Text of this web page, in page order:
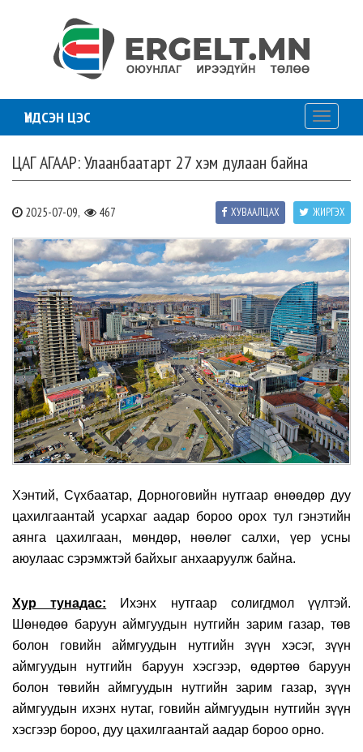
ҮНДСЭН ЦЭС
Toggle
ЦАГ АГААР: Улаанбаатарт 27 хэм дулаан байна
2025-07-09, 467 ЖИРГЭХ
ХУВААЛЦАХ
Хэнтий, Сүхбаатар, Дорноговийн нутгаар өнөөдөр дуу
цахилгаантай усархаг аадар бороо орох тул гэнэтийн
аянга цахилгаан, мөндөр, нөөлөг салхи, үер усны
аюулаас сэрэмжтэй байхыг анхааруулж байна.
Хур тунадас: Ихэнх нутгаар солигдмол үүлтэй.
Шөнөдөө баруун аймгуудын нутгийн зарим газар, төв
болон говийн аймгуудын нутгийн зүүн хэсэг, зүүн
аймгуудын нутгийн баруун хэсгээр, өдөртөө баруун
болон төвийн аймгуудын нутгийн зарим газар, зүүн
аймгуудын ихэнх нутаг, говийн аймгуудын нутгийн зүүн
хэсгээр бороо, дуу цахилгаантай аадар бороо орно.